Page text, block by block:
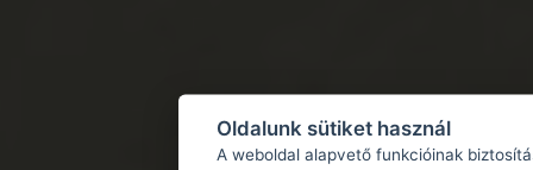
Oldalunk sütiket használ
A weboldal alapvető funkcióinak